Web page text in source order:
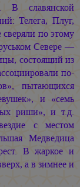
В славянской
Телега, Плуг,
по этому
Севере —
состоящий из
по-
пытающихся
и «семь
риши», и т.д.
с местом
Медведица
В жаркое и
а в зимнее и